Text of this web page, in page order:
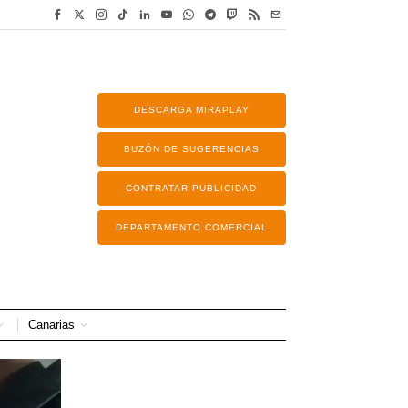
DESCARGA MIRAPLAY
BUZÓN DE SUGERENCIAS
CONTRATAR PUBLICIDAD
DEPARTAMENTO COMERCIAL
Canarias